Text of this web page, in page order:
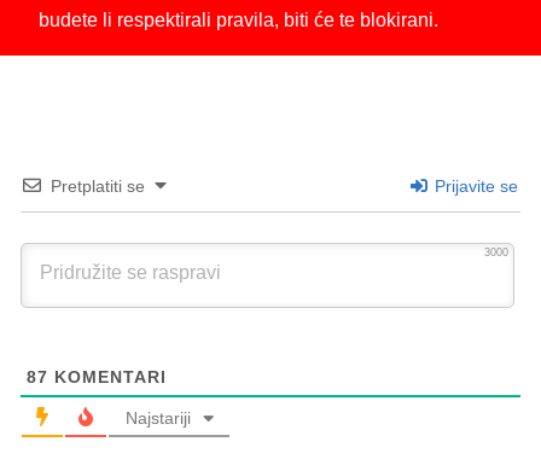
budete li respektirali pravila, biti će te blokirani.
Pretplatiti se Prijavite se
3000
87 KOMENTARI
Najstariji